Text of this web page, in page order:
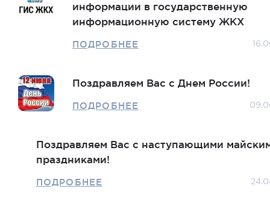
информации в государственную
информационную систему ЖКХ
ПОДРОБНЕЕ
Поздравляем Вас с Днем России!
ПОДРОБНЕЕ
Поздравляем Вас с наступающими
праздниками!
ПОДРОБНЕЕ